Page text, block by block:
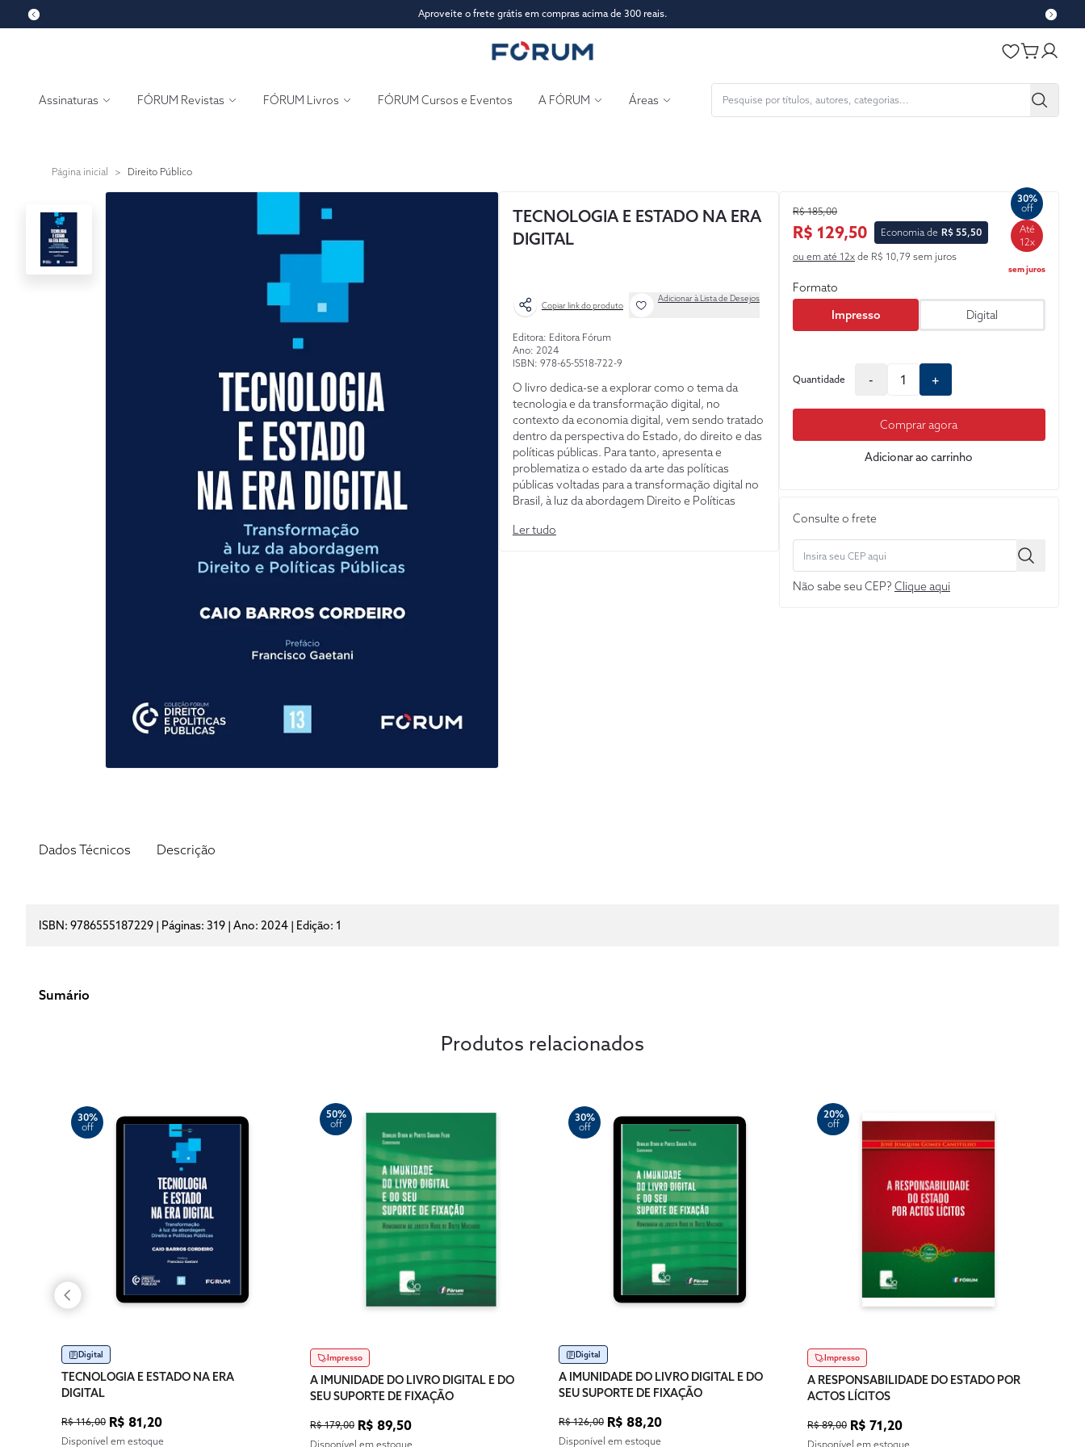
Aproveite o frete grátis em compras acima de 300 reais.
Assinaturas FÓRUM Revistas FÓRUM Livros FÓRUM Cursos e Eventos A FÓRUM Áreas
Página inicial > Direito Público
TECNOLOGIA E ESTADO NA ERA
DIGITAL
Copiar link do produto
Adicionar à Lista de Desejos
Editora: Editora Fórum
Ano: 2024
ISBN: 978-65-5518-722-9
O livro dedica-se a explorar como o tema da
tecnologia e da transformação digital, no
contexto da economia digital, vem sendo tratado
dentro da perspectiva do Estado, do direito e das
políticas públicas. Para tanto, apresenta e
problematiza o estado da arte das políticas
públicas voltadas para a transformação digital no
Brasil, à luz da abordagem Direito e Políticas
elementos institucionais e políticos envolvidos
Ler tudo
R$ 185,00
R$ 129,50 Economia de R$ 55,50
30%
off
Até
12x
sem juros
ou em até 12xde R$ 10,79 sem juros
Formato
Impresso
Digital
Quantidade - +
Comprar agora
Adicionar ao carrinho
Consulte o frete
Não sabe seu CEP? Clique aqui
Dados Técnicos Descrição
ISBN: 9786555187229 | Páginas: 319 | Ano: 2024 | Edição: 1
Sumário
Produtos relacionados
30%
off
Digital
TECNOLOGIA E ESTADO NA ERA
DIGITAL
R$ 116,00 R$ 81,20
Disponível em estoque
50%
off
Impresso
A IMUNIDADE DO LIVRO DIGITAL E DO
SEU SUPORTE DE FIXAÇÃO
R$ 179,00 R$ 89,50
Disponível em estoque
30%
off
Digital
A IMUNIDADE DO LIVRO DIGITAL E DO
SEU SUPORTE DE FIXAÇÃO
R$ 126,00 R$ 88,20
Disponível em estoque
20%
off
Impresso
A RESPONSABILIDADE DO ESTADO POR
ACTOS LÍCITOS
R$ 89,00 R$ 71,20
Disponível em estoque